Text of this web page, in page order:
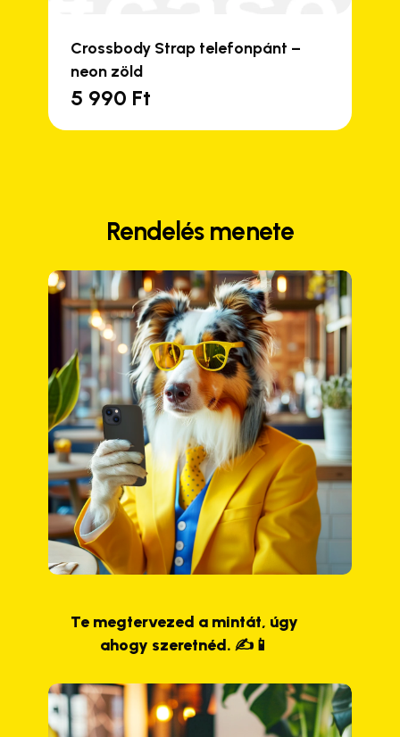
Crossbody Strap telefonpánt –
neon zöld
5 990 Ft
Rendelés menete
Te megtervezed a mintát, úgy
ahogy szeretnéd. ✍️📱